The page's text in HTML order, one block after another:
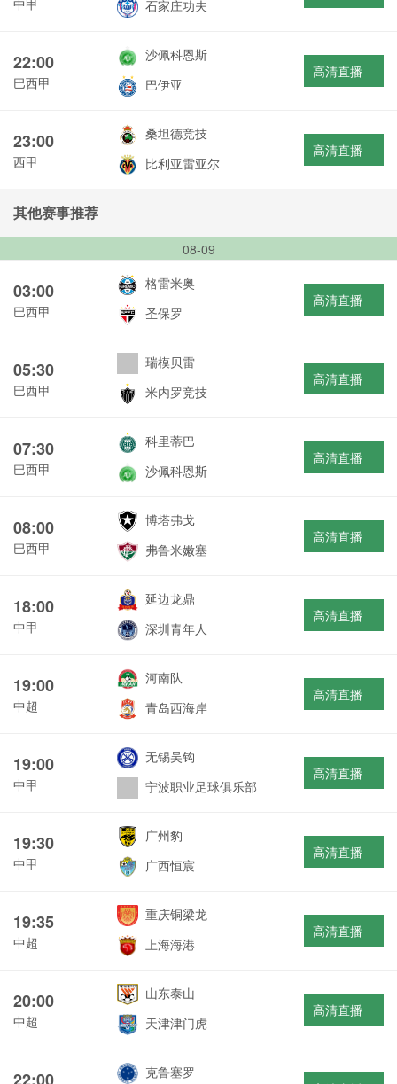
石家庄功夫
22:00
巴西甲
沙佩科恩斯
巴伊亚
高清直播
23:00
西甲
桑坦德竞技
比利亚雷亚尔
高清直播
其他赛事推荐
08-09
03:00
巴西甲
格雷米奥
圣保罗
高清直播
05:30
巴西甲
瑞模贝雷
米内罗竞技
高清直播
07:30
巴西甲
科里蒂巴
沙佩科恩斯
高清直播
08:00
巴西甲
博塔弗戈
弗鲁米嫩塞
高清直播
18:00
中甲
延边龙鼎
深圳青年人
高清直播
19:00
中超
河南队
青岛西海岸
高清直播
19:00
中甲
无锡吴钩
宁波职业足球俱乐部
高清直播
19:30
中甲
广州豹
广西恒宸
高清直播
19:35
中超
重庆铜梁龙
上海海港
高清直播
20:00
中超
山东泰山
天津津门虎
高清直播
22:00
克鲁塞罗